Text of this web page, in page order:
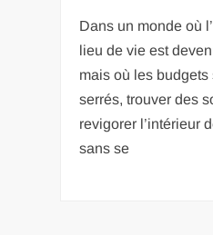
Dans un monde où
lieu de vie est
mais où les budgets
serrés, trouver des
revigorer l’intérieur
sans se